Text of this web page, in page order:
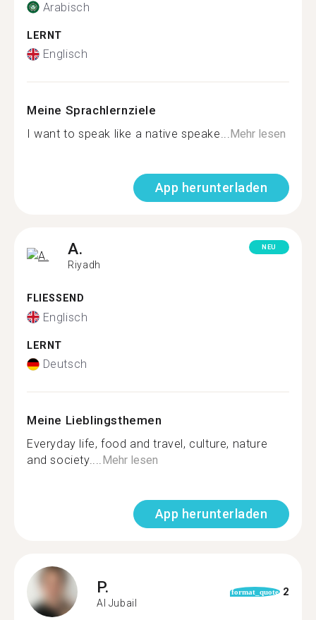
Arabisch
LERNT
Englisch
Meine Sprachlernziele
I want to speak like a native speake...Mehr lesen
App herunterladen
A.
Riyadh
NEU
FLIESSEND
Englisch
LERNT
Deutsch
Meine Lieblingsthemen
Everyday life, food and travel, culture, nature
and society....Mehr lesen
App herunterladen
P.
Al Jubail
format_quote 2